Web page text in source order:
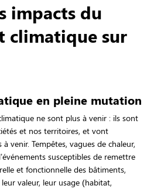
impacts du
climatique sur
en pleine mutation
ne sont plus à venir : ils sont
et nos territoires, et vont
à venir. Tempêtes, vagues de chaleur,
susceptibles de remettre
et fonctionnelle des bâtiments,
valeur, leur usage (habitat,